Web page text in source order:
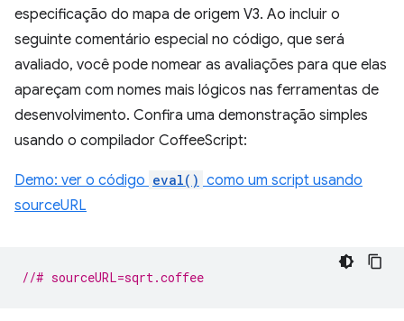
especificação do mapa de origem V3. Ao incluir o
seguinte comentário especial no código, que será
avaliado, você pode nomear as avaliações para que elas
apareçam com nomes mais lógicos nas ferramentas de
desenvolvimento. Confira uma demonstração simples
usando o compilador CoffeeScript:
Demo: ver o código eval() como um script usando
sourceURL
//# sourceURL=sqrt.coffee